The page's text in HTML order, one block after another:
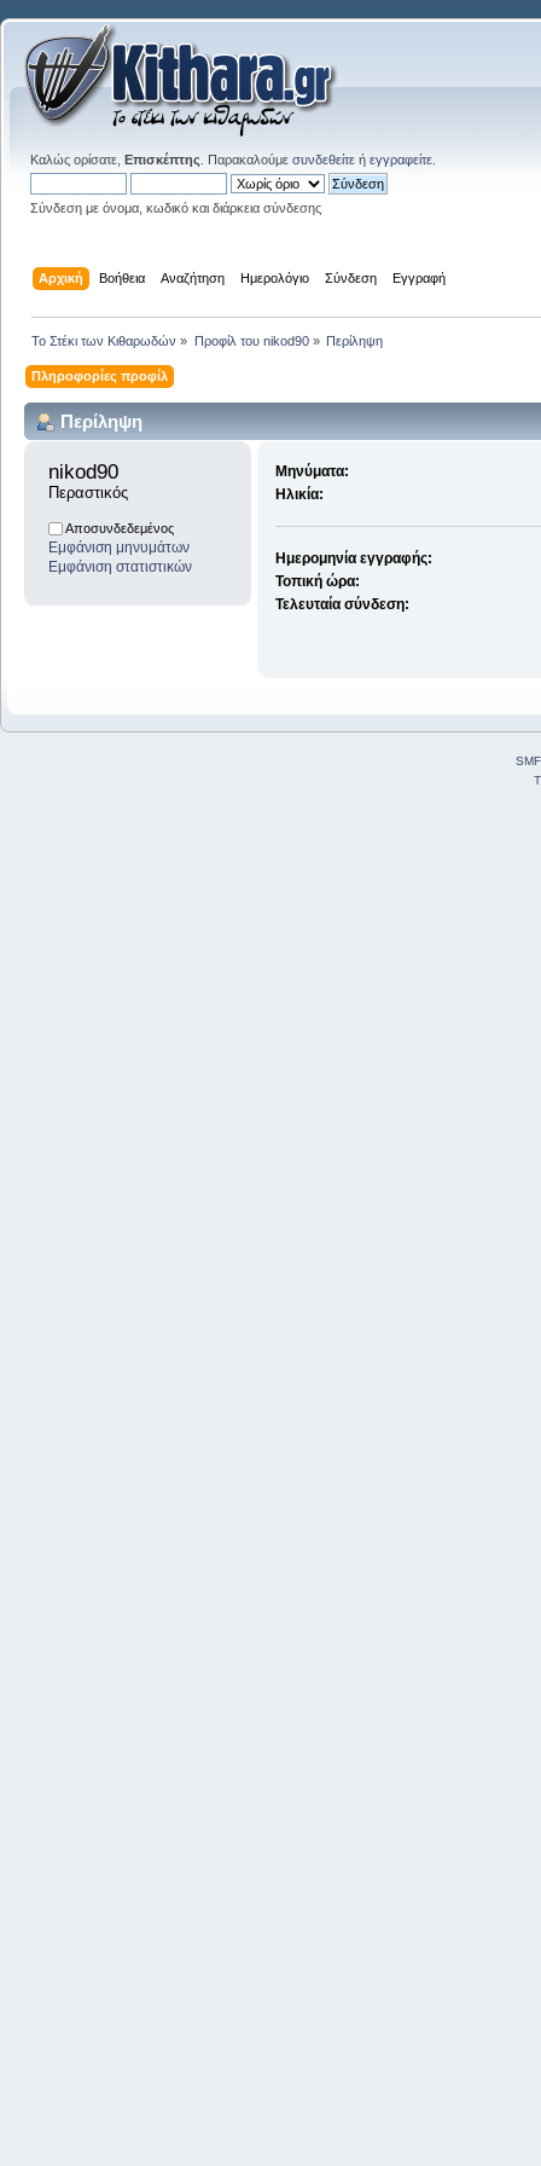
Καλώς ορίσατε, Επισκέπτης . Παρακαλούμε συνδεθείτε ή εγγραφείτε
Σύνδεση με όνομα, κωδικό και διάρκεια σύνδεσης
Αρχική Βοήθεια Αναζήτηση Ημερολόγιο Σύνδεση Εγγραφή
Το Στέκι των Κιθαρωδών » Προφίλ του nikod90» Περίληψη
Πληροφορίες προφίλ
Περίληψη
nikod90
Περαστικός
Αποσυνδεδεμένος
Εμφάνιση μηνυμάτων
Εμφάνιση στατιστικών
Μηνύματα:
Ηλικία:
Ημερομηνία εγγραφής:
Τοπική ώρα:
Τελευταία σύνδεση: